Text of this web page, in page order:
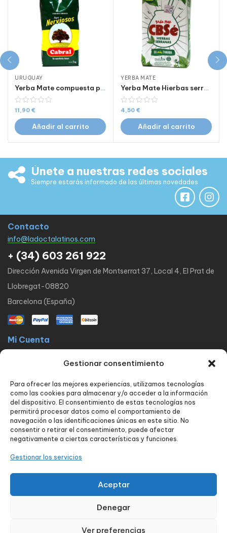
Gestionar consentimiento
Para ofrecer las mejores experiencias, utilizamos tecnologías
como las cookies para almacenar y/o acceder a la información
del dispositivo. El consentimiento de estas tecnologías nos
permitirá procesar datos como el comportamiento de
navegación o las identificaciones únicas en este sitio. No
consentir o retirar el consentimiento, puede afectar
negativamente a ciertas características y funciones.
Gestionar los servicios
Aceptar
Denegar
Ver preferencias
URUGUAY
Yerba Mate compuesta para nerviosos Cabral 1kg
11,90 €
Añadir al carrito
YERBA MATE
Yerba Mate Hierbas serranas CBSé de 500g
4,50 €
Añadir al carrito
Únete a nuestras redes sociales
Siempre estarás informado de las últimas novedades
Contacto
info@ladoctalatinos.com
+ (34) 603 261 922
Dirección Avenida Virgen de Montserrat 37, Local 4, El Prat de
Llobregat-08820
Barcelona (España)
Mi Cuenta
Políticas
FAQ Avisos legales
Política de privacidad
Política de envío y devoluciones
Política de cookies
Nuestros servicios